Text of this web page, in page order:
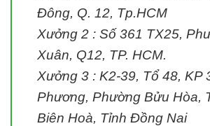
Đông, Q. 12, Tp.HCM
Xưởng 2 : Số 361 TX25,
Xuân, Q12, TP. HCM.
Xưởng 3 : K2-39, Tổ 48, KP
Phương, Phường Bửu Hòa,
Biên Hoà, Tỉnh Đồng Nai